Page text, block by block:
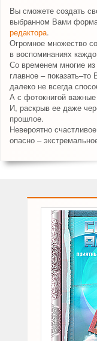
Вы сможете создать
выбранном Вами
редактора.
Огромное множество
в воспоминаниях
Со временем многие
главное –
далеко не всегда
А с фотокнигой
И, раскрыв ее даже
прошлое.
Невероятно
опасно –